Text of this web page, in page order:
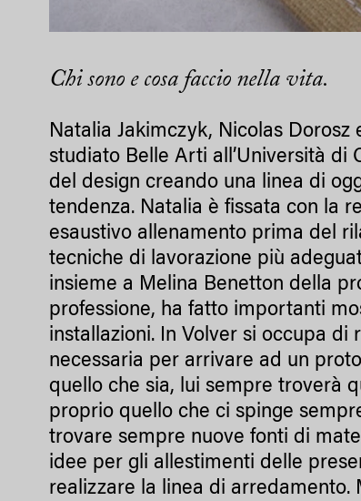
Chi sono e cosa faccio nella vita.
Natalia Jakimczyk, Nicolas
studiato Belle Arti all’Università di
del design creando una linea di
tendenza. Natalia è fissata con la
esaustivo allenamento prima del
tecniche di lavorazione più
insieme a Melina Benetton della
professione, ha fatto importanti
installazioni. In Volver si occupa
necessaria per arrivare ad un
quello che sia, lui sempre troverà
proprio quello che ci spinge
trovare sempre nuove fonti di
idee per gli allestimenti delle
realizzare la linea di